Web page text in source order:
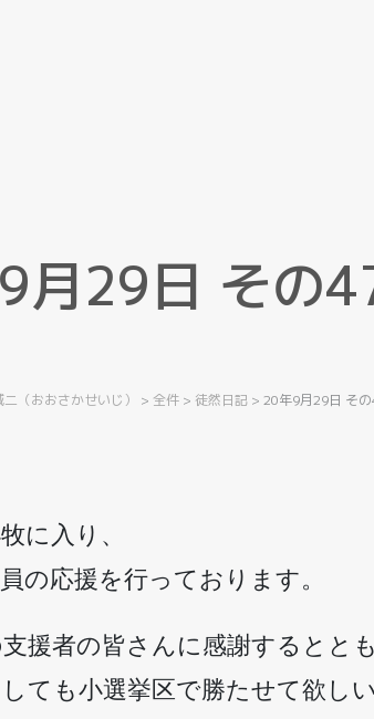
9月29日 その4
（おおさかせいじ） > 全件 > 徒然日記 >20年9月29日 そ
に入り、
の応援を行っております。
援者の皆さんに感謝するととも
ても小選挙区で勝たせて欲しい